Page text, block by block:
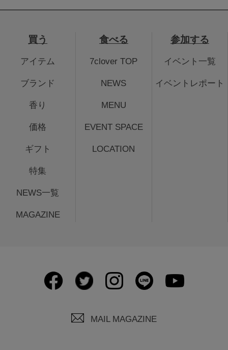
買う
アイテム
ブランド
香り
価格
ギフト
特集
NEWS一覧
MAGAZINE
食べる
7clover TOP
NEWS
MENU
EVENT SPACE
LOCATION
参加する
イベント一覧
イベントレポート
MAIL MAGAZINE